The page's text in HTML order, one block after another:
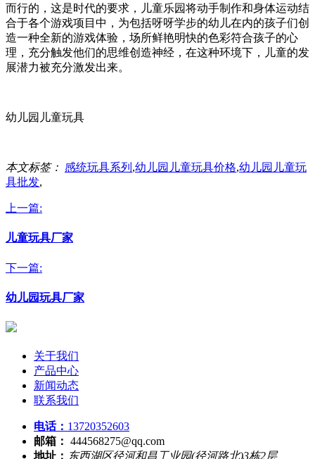
而行的，这是时代的要求，儿童乐园将动手制作和身体运动结
合于各个游戏项目中，为包括呀呀学步的幼儿在内的孩子们创
造一种全新的游戏体验，场所鲜艳明快的色彩符合孩子的心
理，充分触发他们的思维创造神经，在这种环境下，儿童的发
展潜力被充分激发出来。
幼儿园儿童玩具
本文标签： 感统玩具系列 ,幼儿园儿童玩具价格,幼儿园儿童玩
具批发,
上一篇:
儿童玩具厂家
下一篇:
幼儿园玩具厂家
关于我们
产品中心
新闻动态
联系我们
电话： 13720352603
邮箱： 444568275@qq.com
地址： 东西湖区径河和昌工业园(径河路北)3栋2层